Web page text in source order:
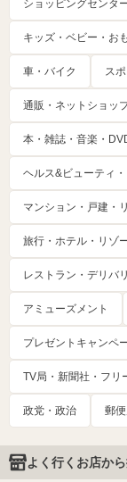
ショッピングセンタ
キッズ・ベビー・お
車・バイク ス
通販・ネットショッ
本・雑誌・音楽・
ヘルス&ビューティ
マンション・戸建・
旅行・ホテル・リゾ
レストラン・デリバ
アミューズメント
プレゼントキャンペ
TV局・新聞社・フリ
政党・政治 郵
よく行くお店か